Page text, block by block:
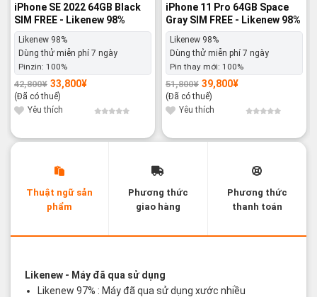
iPhone SE 2022 64GB Black
SIM FREE - Likenew 98%
Likenew 98%
Dùng thử miễn phí 7 ngày
Pinzin: 100%
42,800¥
Giá
gốc
là:
42,800¥.
33,800¥
Giá
hiện
tại
là:
33,800¥.
(Đã có thuế)
Yêu thích
iPhone 11 Pro 64GB Space
Gray SIM FREE - Likenew 98%
Likenew 98%
Dùng thử miễn phí 7 ngày
Pin thay mới: 100%
51,800¥
Giá
gốc
là:
51,800¥.
39,800¥
Giá
hiện
tại
là:
39,800¥.
(Đã có thuế)
Yêu thích
Thuật ngữ sản
phẩm
Phương thức
giao hàng
Phương thức
thanh toán
Likenew- Máy đã qua sử dụng
Likenew 97% : Máy đã qua sử dụng xước nhiều